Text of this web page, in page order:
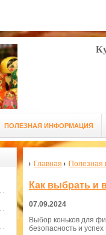
ПОЛЕЗНАЯ ИНФОРМАЦИЯ
Главная Полезная
Как выбрать и
07.09.2024
Выбор коньков для
безопасность и